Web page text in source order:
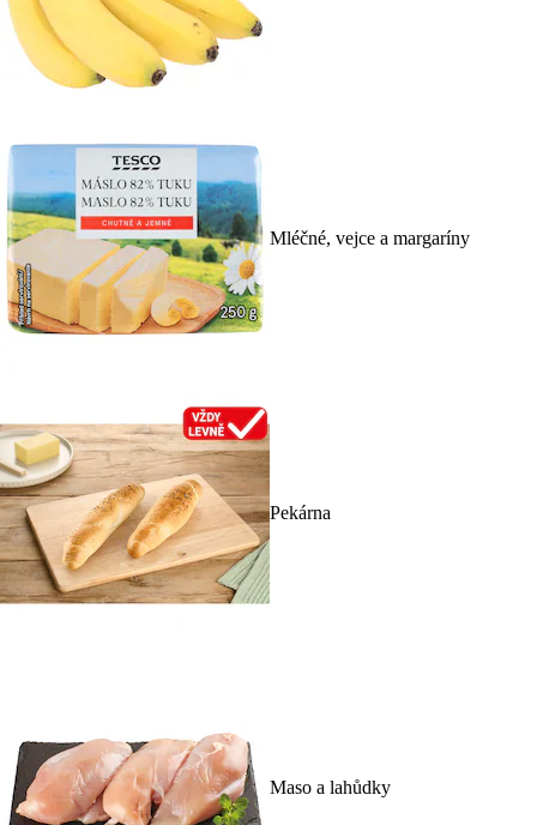
Mléčné, vejce a margaríny
Pekárna
Maso a lahůdky